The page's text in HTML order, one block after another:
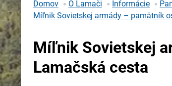
Domov O Lamači Informácie
Míľnik Sovietskej armády – pamätník
Míľnik Sovietskej
Lamačská cesta